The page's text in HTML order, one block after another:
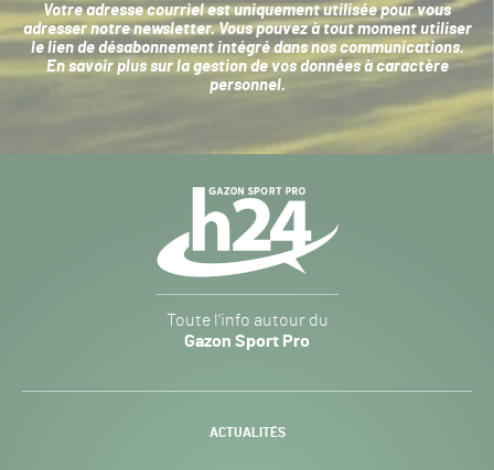
Votre adresse courriel est uniquement utilisée pour vous
adresser notre newsletter. Vous pouvez à tout moment utiliser
le lien de désabonnement intégré dans nos communications.
En savoir plus sur la gestion de vos données à caractère
personnel.
Sport
Pro
-
Toute l’info autour du
Gazon Sport Pro
ACTUALITÉS